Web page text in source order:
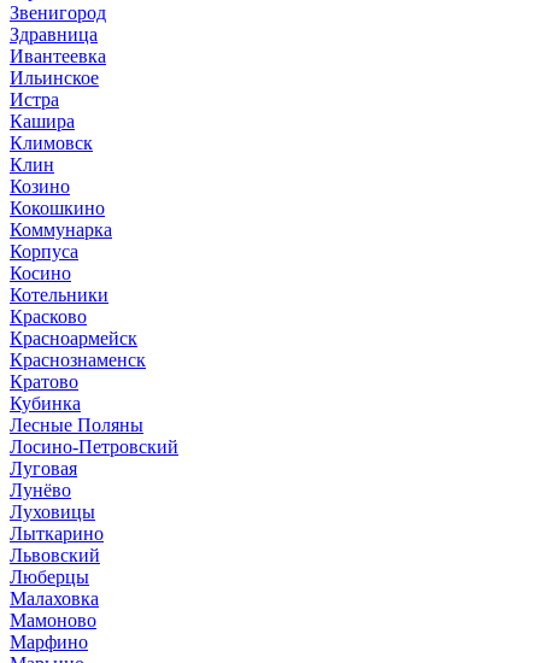
Звенигород
Здравница
Ивантеевка
Ильинское
Истра
Кашира
Климовск
Клин
Козино
Кокошкино
Коммунарка
Корпуса
Косино
Котельники
Красково
Красноармейск
Краснознаменск
Кратово
Кубинка
Лесные Поляны
Лосино-Петровский
Луговая
Лунёво
Луховицы
Лыткарино
Львовский
Люберцы
Малаховка
Мамоново
Марфино